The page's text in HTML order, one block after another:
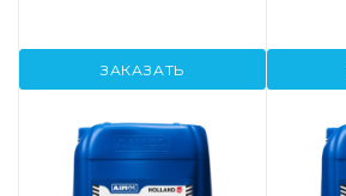
ЗАКАЗАТЬ